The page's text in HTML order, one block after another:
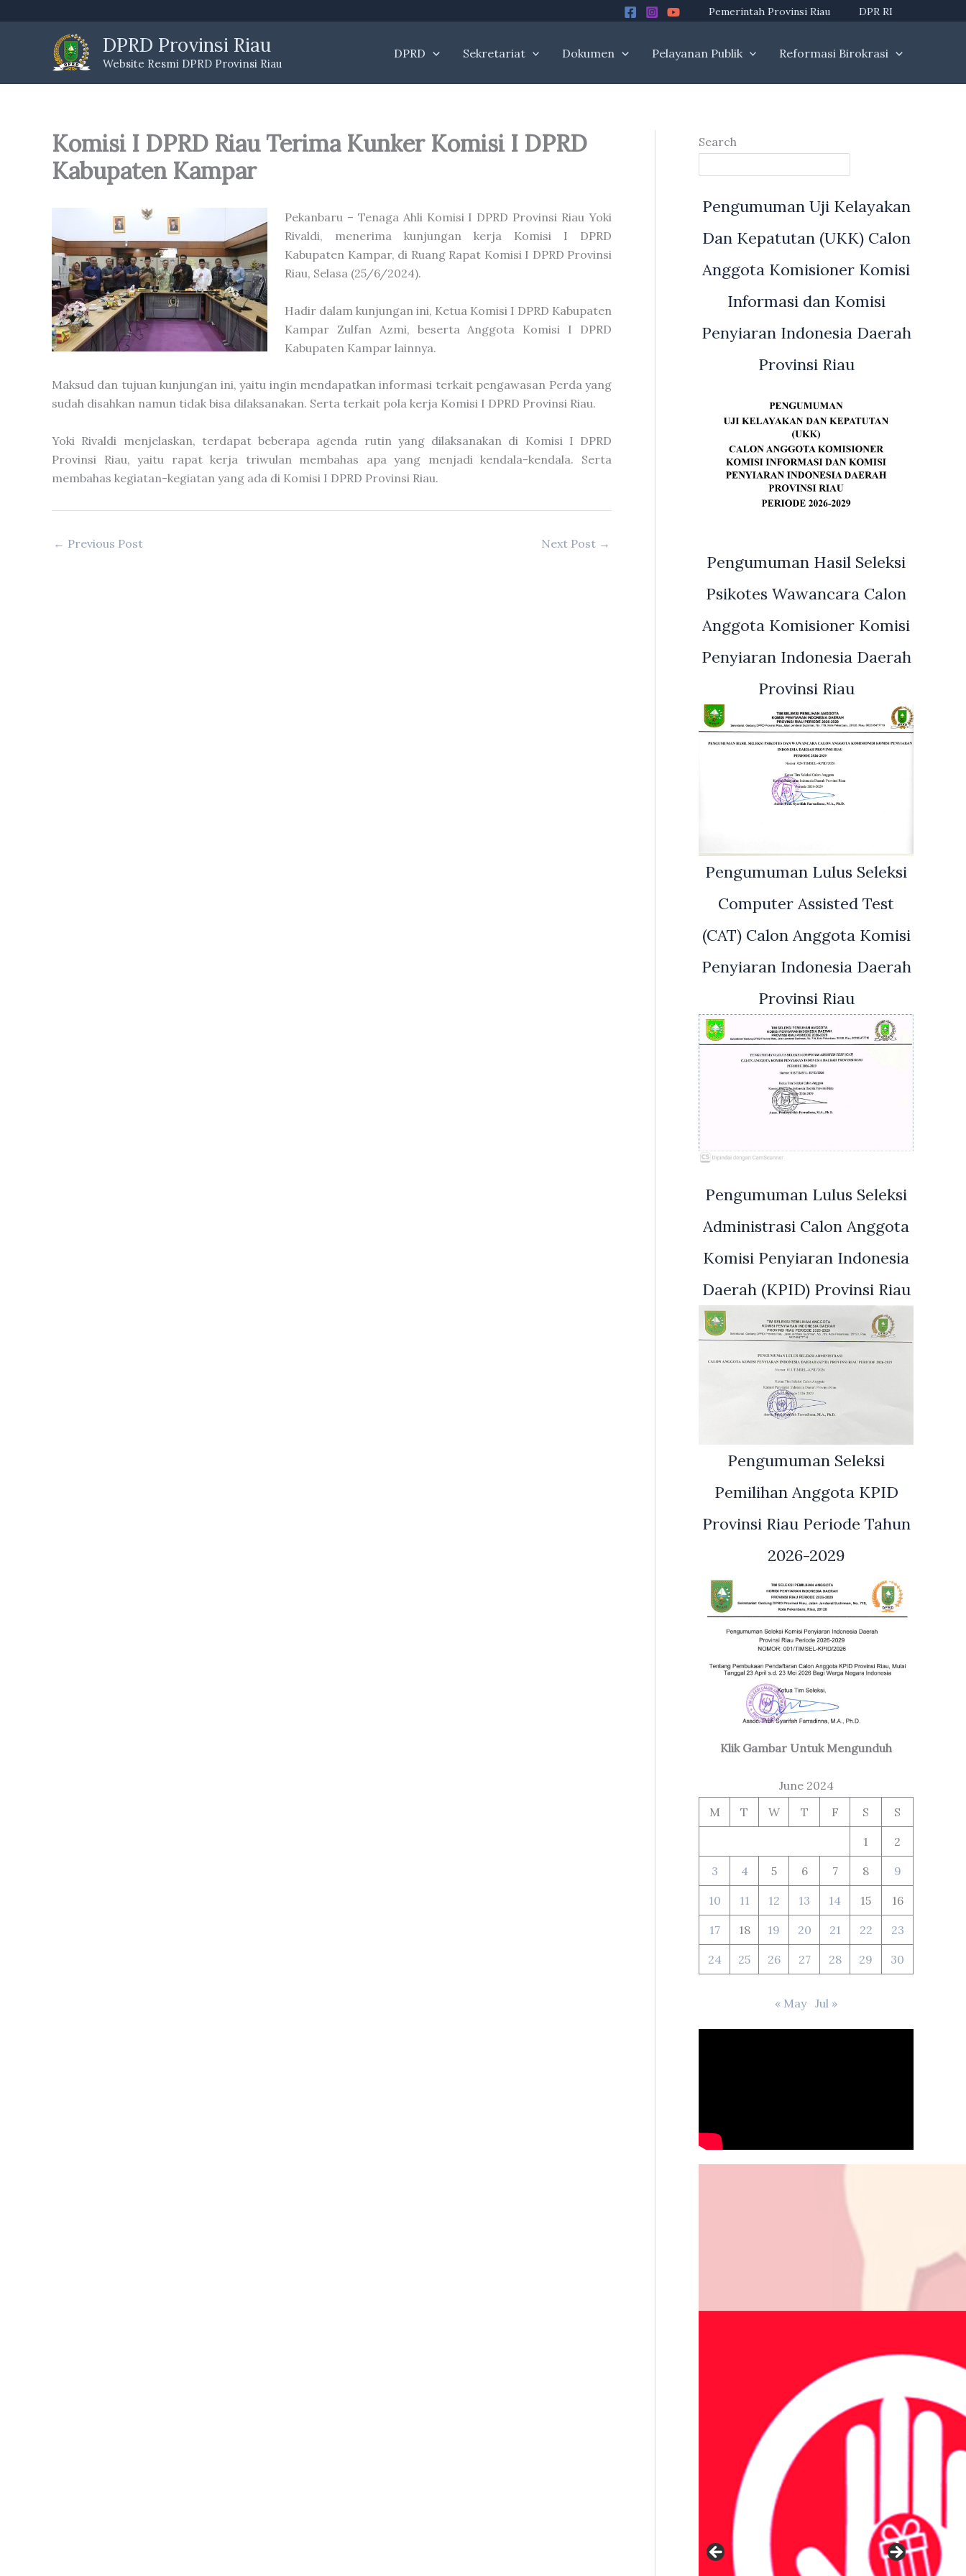
Pemerintah Provinsi Riau DPR RI
DPRD Provinsi Riau
Website Resmi DPRD Provinsi Riau
DPRD Sekretariat Dokumen Pelayanan Publik Reformasi Birokrasi
Komisi I DPRD Riau Terima Kunker Komisi I DPRD
Kabupaten Kampar
Pekanbaru – Tenaga Ahli Komisi I DPRD Provinsi Riau Yoki
Rivaldi, menerima kunjungan kerja Komisi I DPRD
Kabupaten Kampar, di Ruang Rapat Komisi I DPRD Provinsi
Riau, Selasa (25/6/2024).
Hadir dalam kunjungan ini, Ketua Komisi I DPRD Kabupaten
Kampar Zulfan Azmi, beserta Anggota Komisi I DPRD
Kabupaten Kampar lainnya.
Maksud dan tujuan kunjungan ini, yaitu ingin mendapatkan informasi terkait pengawasan Perda yang
sudah disahkan namun tidak bisa dilaksanakan. Serta terkait pola kerja Komisi I DPRD Provinsi Riau.
Yoki Rivaldi menjelaskan, terdapat beberapa agenda rutin yang dilaksanakan di Komisi I DPRD
Provinsi Riau, yaitu rapat kerja triwulan membahas apa yang menjadi kendala-kendala. Serta
membahas kegiatan-kegiatan yang ada di Komisi I DPRD Provinsi Riau.
← Previous Post Next Post →
Search
Pengumuman Uji Kelayakan
Dan Kepatutan (UKK) Calon
Anggota Komisioner Komisi
Informasi dan Komisi
Penyiaran Indonesia Daerah
Provinsi Riau
Pengumuman Hasil Seleksi
Psikotes Wawancara Calon
Anggota Komisioner Komisi
Penyiaran Indonesia Daerah
Provinsi Riau
Pengumuman Lulus Seleksi
Computer Assisted Test
(CAT) Calon Anggota Komisi
Penyiaran Indonesia Daerah
Provinsi Riau
Pengumuman Lulus Seleksi
Administrasi Calon Anggota
Komisi Penyiaran Indonesia
Daerah (KPID) Provinsi Riau
Pengumuman Seleksi
Pemilihan Anggota KPID
Provinsi Riau Periode Tahun
2026-2029
Klik Gambar Untuk Mengunduh
June 2024
M
T W T F S S
1 2
3 4 5 6 7 8 9
10 11 12 13 14 15 16
17 18 19 20 21 22 23
24 25 26 27 28 29 30
« May Jul »